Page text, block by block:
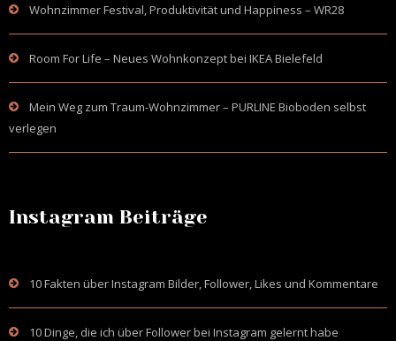
Wohnzimmer Festival, Produktivität und Happiness – WR28
Room For Life – Neues Wohnkonzept bei IKEA Bielefeld
Mein Weg zum Traum-Wohnzimmer – PURLINE Bioboden selbst
verlegen
Instagram Beiträge
10 Fakten über Instagram Bilder, Follower, Likes und Kommentare
10 Dinge, die ich über Follower bei Instagram gelernt habe